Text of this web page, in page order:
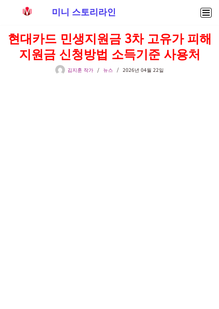
텐
미니 스토리라인
현대카드 민생지원금 3차 고유가 피해
지원금 신청방법 소득기준 사용처
김지훈 작가 뉴스 2026년 04월 22일